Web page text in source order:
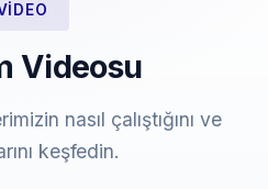
Videosu
nasıl çalıştığını ve
keşfedin.